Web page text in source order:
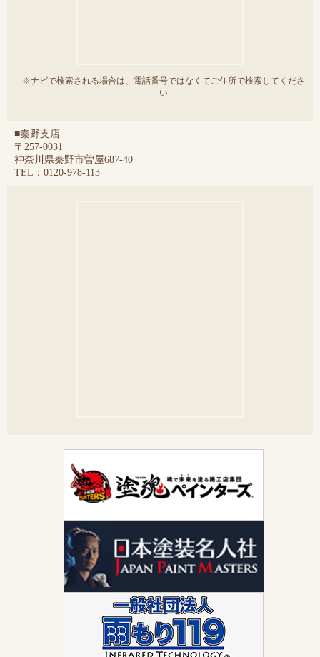
※ナビで検索される場合は、電話番号ではなくてご住所で検索してくださ
い
■秦野支店
〒257-0031
神奈川県秦野市曽屋687-40
TEL：0120-978-113